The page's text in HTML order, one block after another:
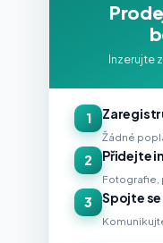
Inzerujte
1
Žádné
2 Přidejte
Fotografie,
3 Spojte